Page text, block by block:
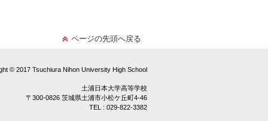
ページの先頭へ戻る
© 2017 Tsuchiura Nihon University High School
土浦日本大学高等学校
〒300-0826 茨城県土浦市小松ケ丘町4-46
TEL : 029-822-3382